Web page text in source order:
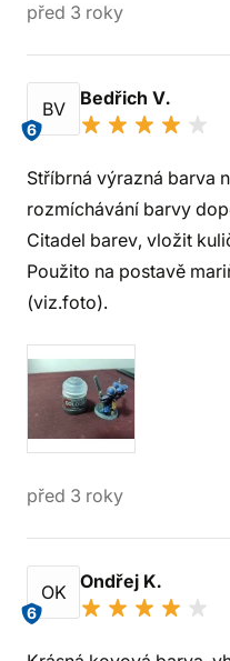
před 3 roky
BV
6
Bedřich V.
Stříbrná výrazná barva
rozmíchávání barvy
Citadel barev, vložit
Použito na postavě
(viz.foto).
před 3 roky
OK
6
Ondřej K.